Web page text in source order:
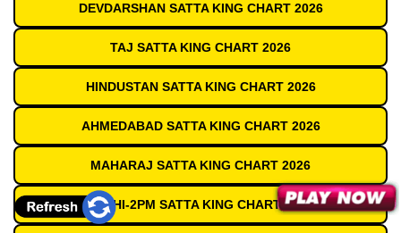
DEVDARSHAN SATTA KING CHART 2026
TAJ SATTA KING CHART 2026
HINDUSTAN SATTA KING CHART 2026
AHMEDABAD SATTA KING CHART 2026
MAHARAJ SATTA KING CHART 2026
DELHI-2PM SATTA KING CHART 2026